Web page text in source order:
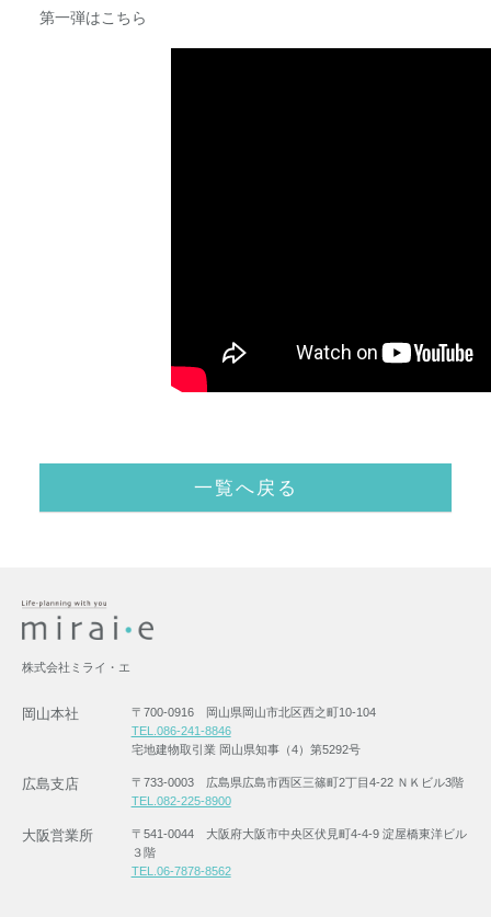
第一弾はこちら
一覧へ戻る
株式会社ミライ・エ
岡山本社
〒700-0916 岡山県岡山市北区西之町10-104
TEL.086-241-8846
宅地建物取引業 岡山県知事（4）第5292号
広島支店
〒733-0003 広島県広島市西区三篠町2丁目4-22 ＮＫビル3階
TEL.082-225-8900
大阪営業所
〒541-0044 大阪府大阪市中央区伏見町4-4-9 淀屋橋東洋ビル
３階
TEL.06-7878-8562